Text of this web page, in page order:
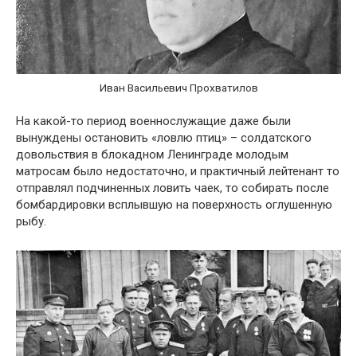
Иван Васильевич Прохватилов
На какой-то период военнослужащие даже были
вынуждены остановить «ловлю птиц» – солдатского
довольствия в блокадном Ленинграде молодым
матросам было недостаточно, и практичный лейтенант то
отправлял подчиненных ловить чаек, то собирать после
бомбардировки всплывшую на поверхность оглушенную
рыбу.